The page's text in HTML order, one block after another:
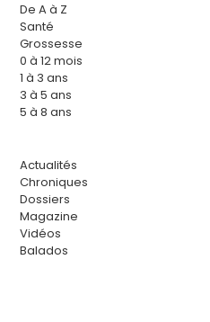
De A à Z
Santé
Grossesse
0 à 12 mois
1 à 3 ans
3 à 5 ans
5 à 8 ans
Actualités
Chroniques
Dossiers
Magazine
Vidéos
Balados